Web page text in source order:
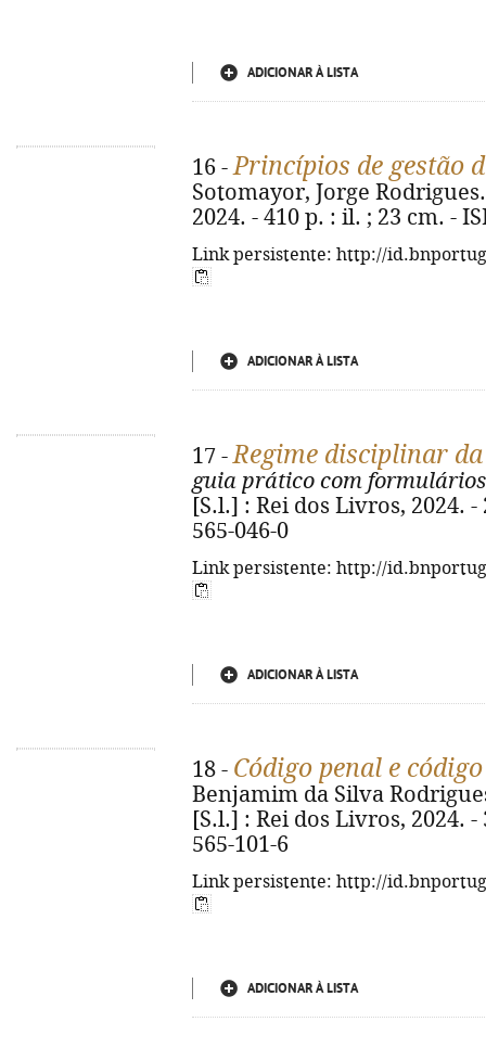
ADICIONAR À LISTA
16 -Princípios de gestão
Sotomayor, Jorge
2024. - 410 p. : il. ; 23 cm. -
Link persistente: http://
ADICIONAR À LISTA
17 -Regime disciplinar
guia prático com formulários
[S.l.] : Rei dos Livros, 2024. -
565-046-0
Link persistente: http://
ADICIONAR À LISTA
18 - Código penal e
Benjamim da Silva
[S.l.] : Rei dos Livros, 2024. -
565-101-6
Link persistente: http://
ADICIONAR À LISTA